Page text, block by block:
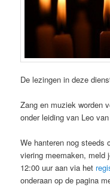
De lezingen in deze
Zang en muziek worden
onder leiding van Leo
We hanteren nog steeds
viering meemaken, meld
12:00 uur aan via het
onderaan op de pagina